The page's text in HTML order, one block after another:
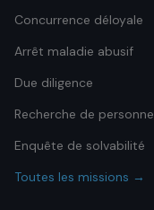
Concurrence déloyale
Arrêt maladie abusif
Due diligence
Recherche de personne
Enquête de solvabilité
Toutes les missions →